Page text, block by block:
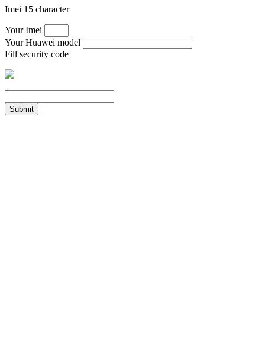
Imei 15 character
Your Imei
Your Huawei model
Fill security code
Submit